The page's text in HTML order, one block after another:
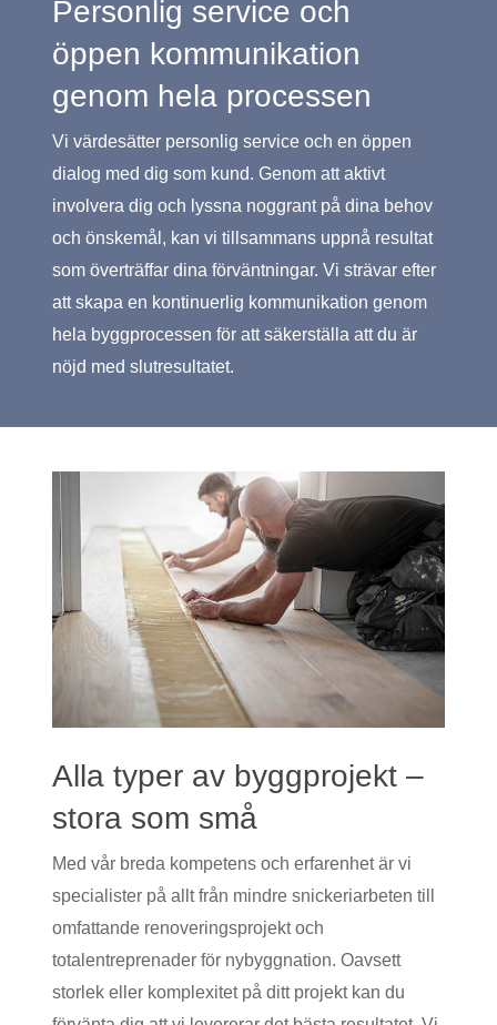
Personlig service och
öppen kommunikation
genom hela processen
Vi värdesätter personlig service och en öppen
dialog med dig som kund. Genom att aktivt
involvera dig och lyssna noggrant på dina behov
och önskemål, kan vi tillsammans uppnå resultat
som överträffar dina förväntningar. Vi strävar efter
att skapa en kontinuerlig kommunikation genom
hela byggprocessen för att säkerställa att du är
nöjd med slutresultatet.
Alla typer av byggprojekt –
stora som små
Med vår breda kompetens och erfarenhet är vi
specialister på allt från mindre snickeriarbeten till
omfattande renoveringsprojekt och
totalentreprenader för nybyggnation. Oavsett
storlek eller komplexitet på ditt projekt kan du